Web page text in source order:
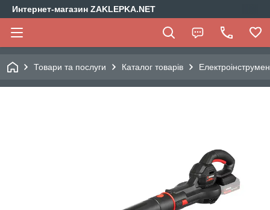
Интернет-магазин ZAKLEPKA.NET
Товари та послуги Каталог товарів